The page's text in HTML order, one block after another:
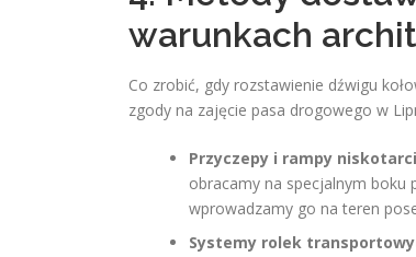
warunkach
Co zrobić, gdy rozstawienie dźwigu
zgody na zajęcie pasa drogowego w
Przyczepy i rampy
obracamy na specjalnym boku
wprowadzamy go na teren
Systemy rolek